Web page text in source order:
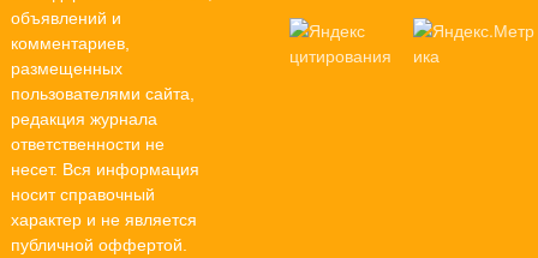
объявлений и
комментариев,
размещенных
пользователями сайта,
редакция журнала
ответственности не
несет. Вся информация
носит справочный
характер и не является
публичной оффертой.